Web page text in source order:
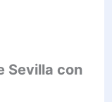
Sevilla con